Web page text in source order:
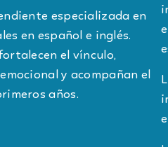
especializada en
en español e inglés.
el vínculo,
y acompañan el
años.